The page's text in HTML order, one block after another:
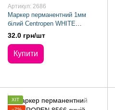
Артикул: 2686
Маркер перманентний 1мм
білий Centropen WHITE
PERMANENT 2686
32.0 грн/шт
Купити
ХІТ